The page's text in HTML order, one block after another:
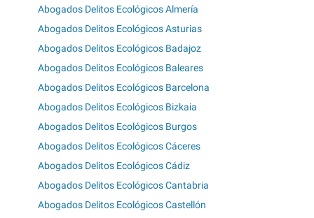
Abogados Delitos Ecológicos Almería
Abogados Delitos Ecológicos Asturias
Abogados Delitos Ecológicos Badajoz
Abogados Delitos Ecológicos Baleares
Abogados Delitos Ecológicos Barcelona
Abogados Delitos Ecológicos Bizkaia
Abogados Delitos Ecológicos Burgos
Abogados Delitos Ecológicos Cáceres
Abogados Delitos Ecológicos Cádiz
Abogados Delitos Ecológicos Cantabria
Abogados Delitos Ecológicos Castellón